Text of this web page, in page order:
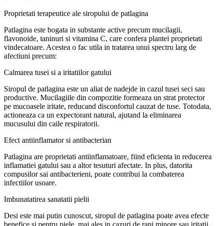
Proprietati terapeutice ale siropului de patlagina
Patlagina este bogata in substante active precum mucilagii,
flavonoide, taninuri si vitamina C, care confera plantei proprietati
vindecatoare. Acestea o fac utila in tratarea unui spectru larg de
afectiuni precum:
Calmarea tusei si a iritatiilor gatului
Siropul de patlagina este un aliat de nadejde in cazul tusei seci sau
productive. Mucilagiile din compozitie formeaza un strat protector
pe mucoasele iritate, reducand disconfortul cauzat de tuse. Totodata,
actioneaza ca un expectorant natural, ajutand la eliminarea
mucusului din caile respiratorii.
Efect antiinflamator si antibacterian
Patlagina are proprietati antiinflamatoare, fiind eficienta in reducerea
inflamatiei gatului sau a altor tesuturi afectate. In plus, datorita
compusilor sai antibacterieni, poate contribui la combaterea
infectiilor usoare.
Imbunatatirea sanatatii pielii
Desi este mai putin cunoscut, siropul de patlagina poate avea efecte